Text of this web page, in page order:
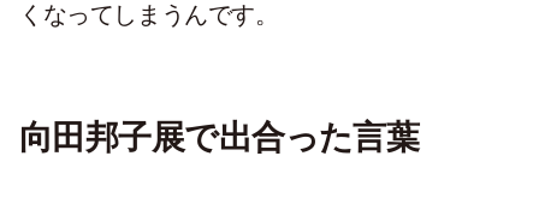
くなってしまうんです。
向田邦子展で出合った言葉